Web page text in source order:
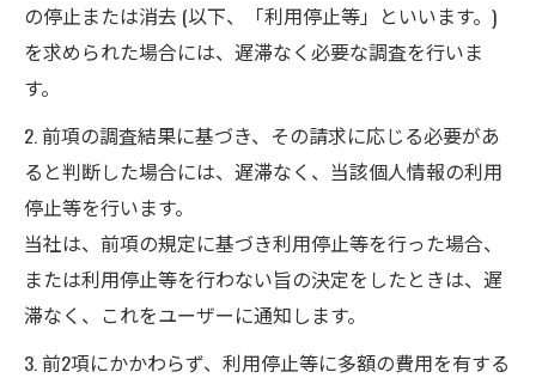
の停止または消去 (以下、「利用停止等」といいます。)
を求められた場合には、遅滞なく必要な調査を行いま
す。
2. 前項の調査結果に基づき、その請求に応じる必要があ
ると判断した場合には、遅滞なく、当該個人情報の利用
停止等を行います。
当社は、前項の規定に基づき利用停止等を行った場合、
または利用停止等を行わない旨の決定をしたときは、遅
滞なく、これをユーザーに通知します。
3. 前2項にかかわらず、利用停止等に多額の費用を有する